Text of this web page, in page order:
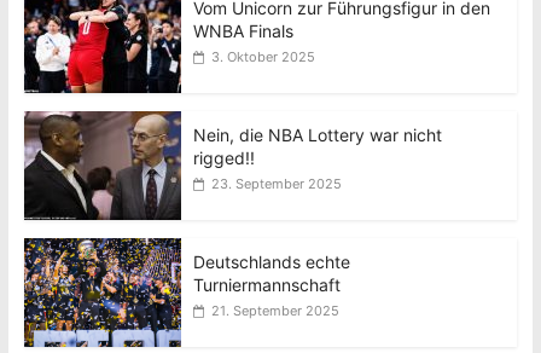
Vom Unicorn zur Führungsfigur in den
WNBA Finals
3. Oktober 2025
Nein, die NBA Lottery war nicht
rigged!!
23. September 2025
Deutschlands echte
Turniermannschaft
21. September 2025